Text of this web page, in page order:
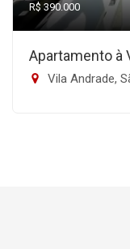
R$ 390.000
Apartamento à
Vila Andrade,